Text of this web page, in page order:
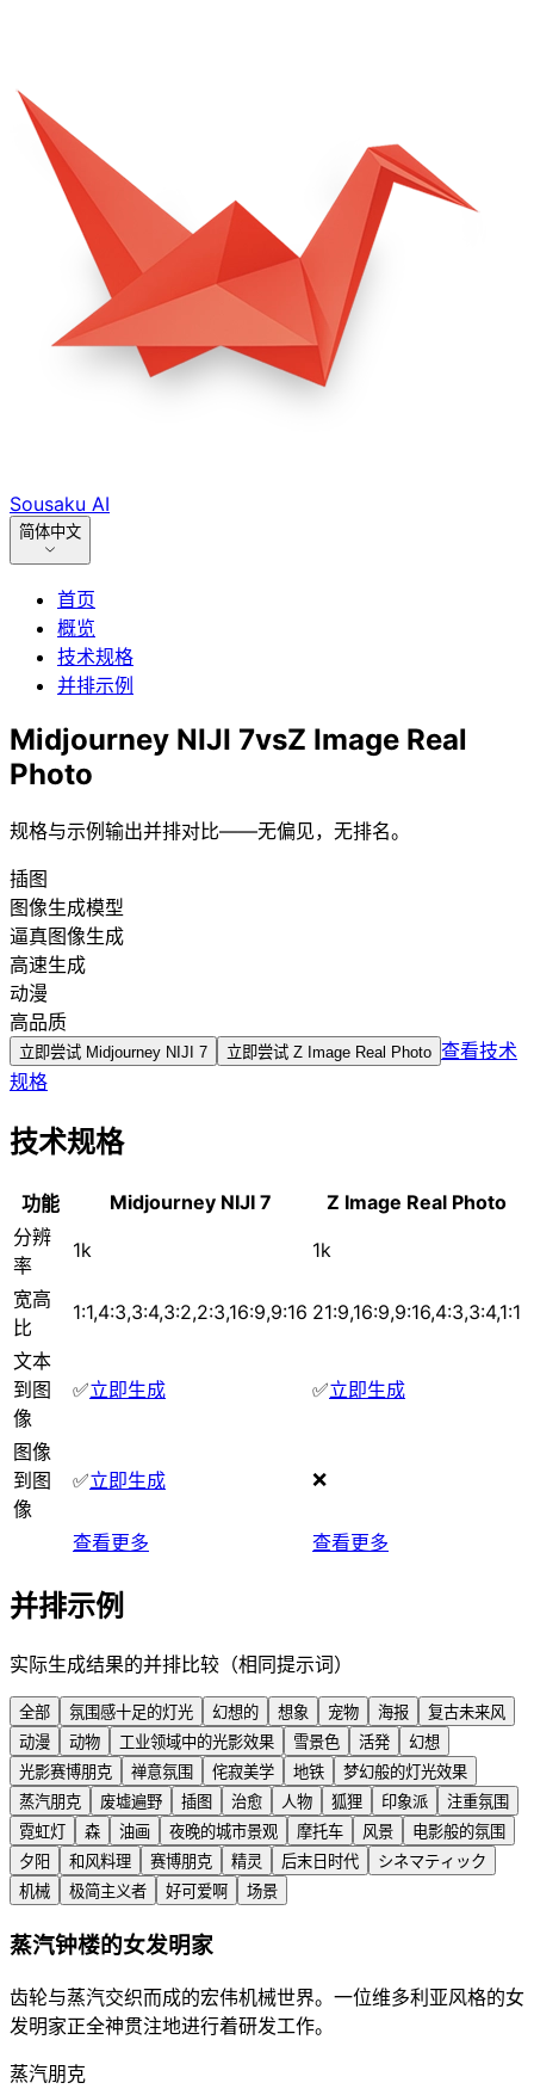
Sousaku AI
简体中文
首页
概览
技术规格
并排示例
Midjourney NIJI 7vsZ Image Real
Photo
规格与示例输出并排对比——无偏见，无排名。
插图
图像生成模型
逼真图像生成
高速生成
动漫
高品质
立即尝试 Midjourney NIJI 7 立即尝试 Z Image Real Photo 查看技术
规格
技术规格
功能 Midjourney NIJI 7
Z Image Real Photo
分辨
率
1k 1k
宽高
比
1:1,4:3,3:4,3:2,2:3,16:9,9:16 21:9,16:9,9:16,4:3,3:4,1:1
文本
到图
像
✅立即生成 ✅立即生成
图像
到图
像
✅立即生成 ❌
查看更多 查看更多
并排示例
实际生成结果的并排比较（相同提示词）
全部 氛围感十足的灯光 幻想的 想象 宠物 海报
复古未来风
动漫
动物 工业领域中的光影效果 雪景色 活発
幻想
光影赛博朋克
禅意氛围 侘寂美学 地铁
梦幻般的灯光效果
蒸汽朋克
废墟遍野 插图 治愈 人物 狐狸 印象派
注重氛围
霓虹灯
森 油画 夜晚的城市景观 摩托车 风景
电影般的氛围
夕阳
和风料理 赛博朋克 精灵 后末日时代
シネマティック
机械
极简主义者 好可爱啊 场景
蒸汽钟楼的女发明家
齿轮与蒸汽交织而成的宏伟机械世界。一位维多利亚风格的女
发明家正全神贯注地进行着研发工作。
蒸汽朋克